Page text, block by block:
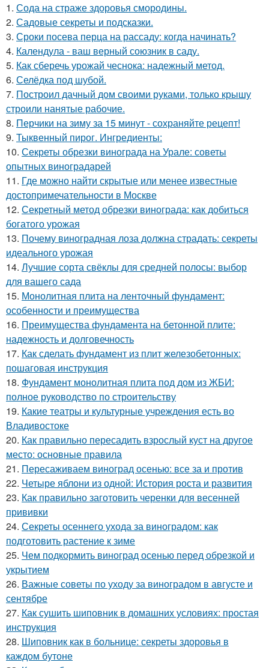
1. Сода на страже здоровья смородины.
2. Садовые секреты и подсказки.
3. Сроки посева перца на рассаду: когда начинать?
4. Календула - ваш верный союзник в саду.
5. Как сберечь урожай чеснока: надежный метод.
6. Селёдка под шубой.
7. Построил дачный дом своими руками, только крышу
строили нанятые рабочие.
8. Перчики на зиму за 15 минут - сохраняйте рецепт!
9. Тыквенный пирог. Ингредиенты:
10. Секреты обрезки винограда на Урале: советы
опытных виноградарей
11. Где можно найти скрытые или менее известные
достопримечательности в Москве
12. Секретный метод обрезки винограда: как добиться
богатого урожая
13. Почему виноградная лоза должна страдать: секреты
идеального урожая
14. Лучшие сорта свёклы для средней полосы: выбор
для вашего сада
15. Монолитная плита на ленточный фундамент:
особенности и преимущества
16. Преимущества фундамента на бетонной плите:
надежность и долговечность
17. Как сделать фундамент из плит железобетонных:
пошаговая инструкция
18. Фундамент монолитная плита под дом из ЖБИ:
полное руководство по строительству
19. Какие театры и культурные учреждения есть во
Владивостоке
20. Как правильно пересадить взрослый куст на другое
место: основные правила
21. Пересаживаем виноград осенью: все за и против
22. Четыре яблони из одной: История роста и развития
23. Как правильно заготовить черенки для весенней
прививки
24. Секреты осеннего ухода за виноградом: как
подготовить растение к зиме
25. Чем подкормить виноград осенью перед обрезкой и
укрытием
26. Важные советы по уходу за виноградом в августе и
сентябре
27. Как сушить шиповник в домашних условиях: простая
инструкция
28. Шиповник как в больнице: секреты здоровья в
каждом бутоне